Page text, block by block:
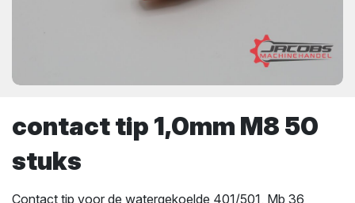
contact tip 1,0mm M8 50
stuks
Contact tip voor de watergekoelde 401/501, Mb 36